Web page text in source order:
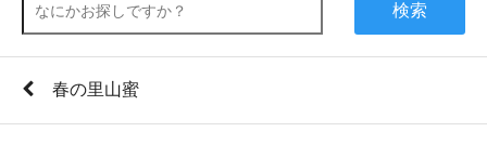
検索
春の里山蜜